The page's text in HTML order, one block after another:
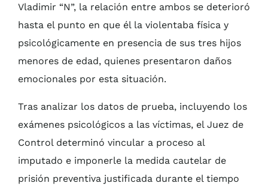
Vladimir “N”, la relación entre ambos se deterioró
hasta el punto en que él la violentaba física y
psicológicamente en presencia de sus tres hijos
menores de edad, quienes presentaron daños
emocionales por esta situación.
Tras analizar los datos de prueba, incluyendo los
exámenes psicológicos a las víctimas, el Juez de
Control determinó vincular a proceso al
imputado e imponerle la medida cautelar de
prisión preventiva justificada durante el tiempo